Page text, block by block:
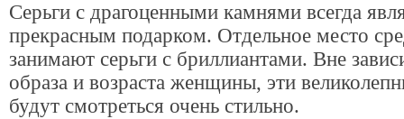
Серьги с драгоценными камнями всегда
прекрасным подарком. Отдельное место
занимают серьги с бриллиантами. Вне
образа и возраста женщины, эти
будут смотреться очень стильно.